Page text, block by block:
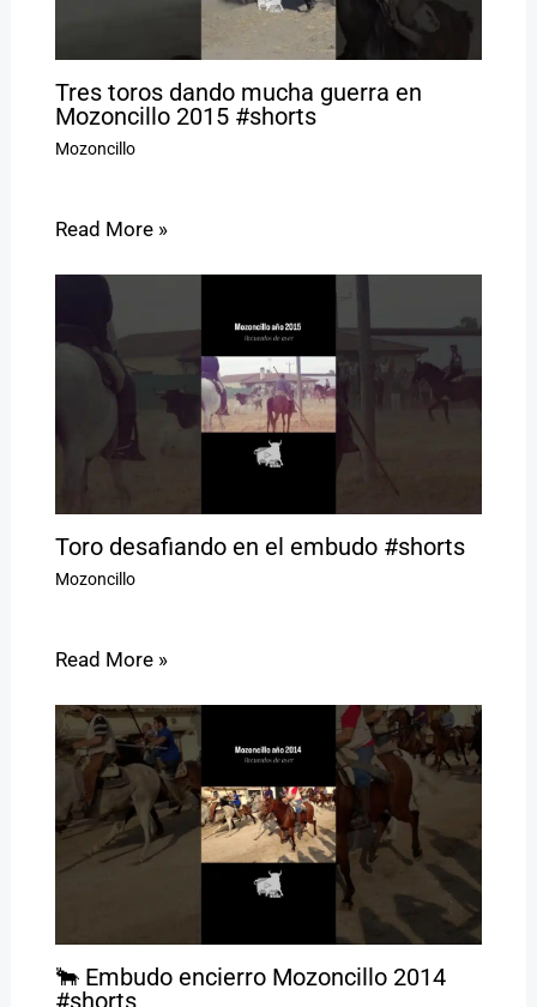
Tres toros dando mucha guerra en
Mozoncillo 2015 #shorts
Mozoncillo
Read More »
Toro desafiando en el embudo #shorts
Mozoncillo
Read More »
🐂 Embudo encierro Mozoncillo 2014